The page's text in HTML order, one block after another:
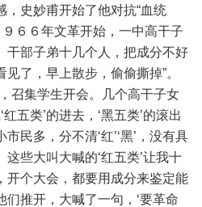
史妙甫开始了他对抗“血统
６６年文革开始，一中高干子
干部子弟十几个人，把成分不好
了，早上散步，偷偷撕掉”。
召集学生开会。几个高干子女
五类’的进去，‘黑五类’的滚出
民多，分不清‘红’‘黑’，没有具
些大叫大喊的‘红五类’让我十
开个大会，都要用成分来鉴定能
推开，大喊了一句，‘要革命